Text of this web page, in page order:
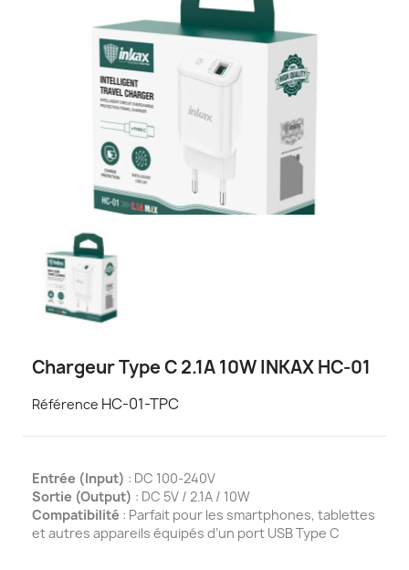
Chargeur Type C 2.1A 10W INKAX HC-01
Référence HC-01-TPC
Entrée (Input) : DC 100-240V
Sortie (Output) : DC 5V / 2.1A / 10W
Compatibilité : Parfait pour les smartphones, tablettes
et autres appareils équipés d’un port USB Type C